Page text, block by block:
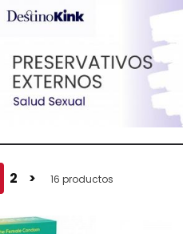
2 > 16 productos